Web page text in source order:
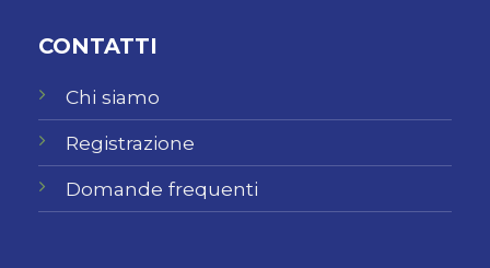
CONTATTI
Chi siamo
Registrazione
Domande frequenti